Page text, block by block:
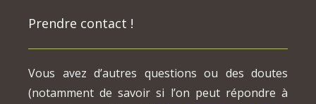
Prendre contact !
Vous avez d’autres questions ou des doutes
(notamment de savoir si l’on peut répondre à